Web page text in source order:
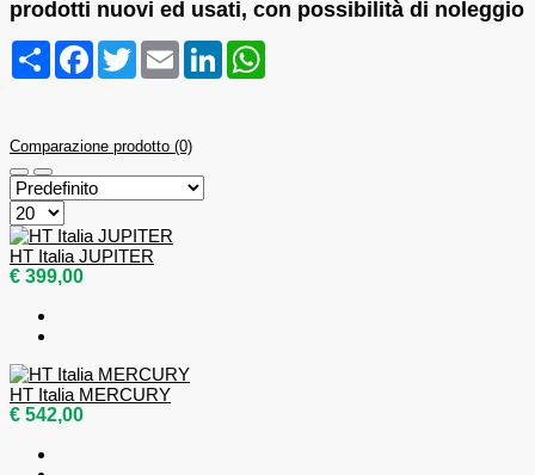
prodotti nuovi ed usati, con possibilità di noleggio
CondividiFacebook
TwitterEmail LinkedIn
Comparazione prodotto (0)
HT Italia JUPITER
€ 399,00
HT Italia MERCURY
€ 542,00